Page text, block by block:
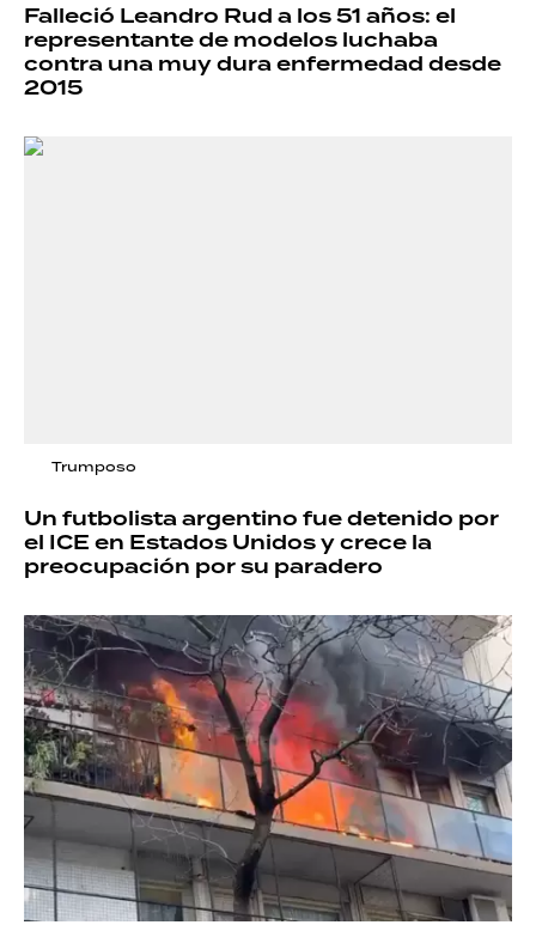
Falleció Leandro Rud a los 51 años: el
representante de modelos luchaba
contra una muy dura enfermedad desde
2015
Trumposo
Un futbolista argentino fue detenido por
el ICE en Estados Unidos y crece la
preocupación por su paradero